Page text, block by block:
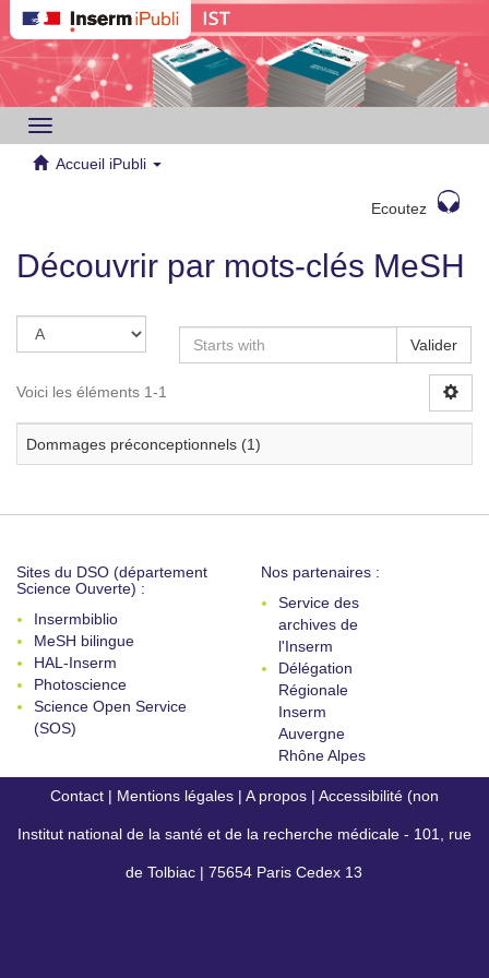
Toggle
navigation
Accueil iPubli
Ecoutez
Découvrir par mots-clés MeSH
Valider
Voici les éléments 1-1
Dommages préconceptionnels (1)
Sites du DSO (département
Science Ouverte) :
Insermbiblio
MeSH bilingue
HAL-Inserm
Photoscience
Science Open Service
(SOS)
Nos partenaires :
Service des
archives de
l'Inserm
Délégation
Régionale
Inserm
Auvergne
Rhône Alpes
Contact | Mentions légales | A propos | Accessibilité (non
conforme)
Institut national de la santé et de la recherche médicale - 101, rue
de Tolbiac | 75654 Paris Cedex 13